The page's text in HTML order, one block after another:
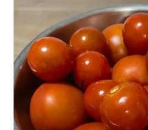
パンフレット・カード入れ
聖句プレート
ブログ